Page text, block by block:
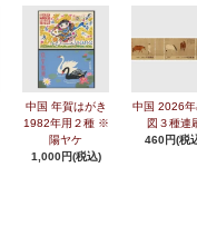
中国 年賀はがき
1982年用２種 ※
陽ヤケ
1,000円(税込)
中国 2026年
図３種連
460円(税